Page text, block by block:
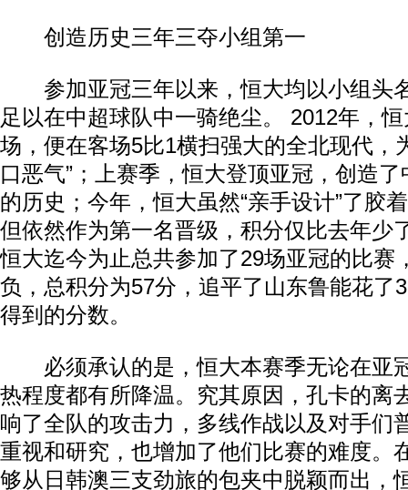
创造历史三年三夺小组第一
参加亚冠三年以来，恒大均以小组头
足以在中超球队中一骑绝尘。 2012年，
场，便在客场5比1横扫强大的全北现代，
口恶气”；上赛季，恒大登顶亚冠，创造
的历史；今年，恒大虽然“亲手设计”了胶
但依然作为第一名晋级，积分仅比去年少
恒大迄今为止总共参加了29场亚冠的比赛
负，总积分为57分，追平了山东鲁能花了
得到的分数。
必须承认的是，恒大本赛季无论在亚
热程度都有所降温。究其原因，孔卡的离
响了全队的攻击力，多线作战以及对手们
重视和研究，也增加了他们比赛的难度。
够从日韩澳三支劲旅的包夹中脱颖而出，